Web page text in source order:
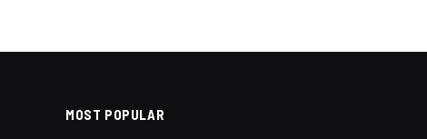
දරුවන්ගේ ආරක්ෂාව
-පොලීසිය